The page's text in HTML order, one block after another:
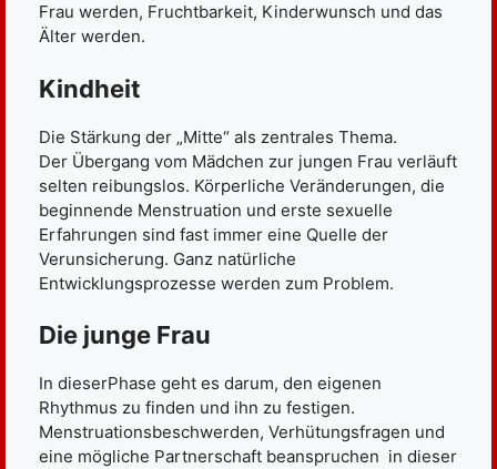
Frau werden, Fruchtbarkeit, Kinderwunsch und das
Älter werden.
Kindheit
Die Stärkung der „Mitte“ als zentrales Thema.
Der Übergang vom Mädchen zur jungen Frau verläuft
selten reibungslos. Körperliche Veränderungen, die
beginnende Menstruation und erste sexuelle
Erfahrungen sind fast immer eine Quelle der
Verunsicherung. Ganz natürliche
Entwicklungsprozesse werden zum Problem.
Die junge Frau
In dieserPhase geht es darum, den eigenen
Rhythmus zu finden und ihn zu festigen.
Menstruationsbeschwerden, Verhütungsfragen und
eine mögliche Partnerschaft beanspruchen in dieser